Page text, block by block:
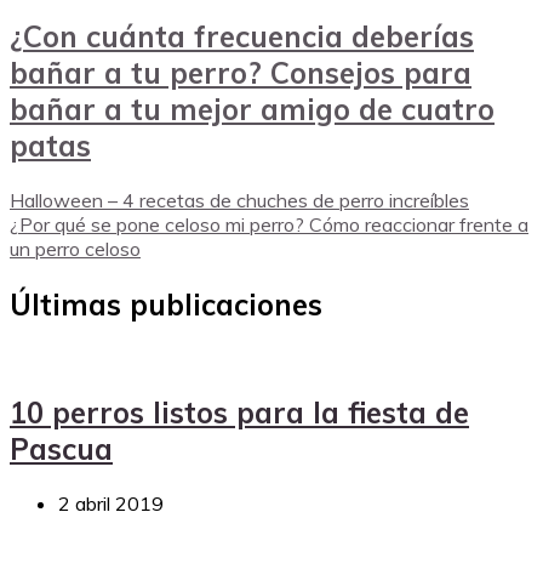
¿Con cuánta frecuencia deberías
bañar a tu perro? Consejos para
bañar a tu mejor amigo de cuatro
patas
Halloween – 4 recetas de chuches de perro increíbles
¿Por qué se pone celoso mi perro? Cómo reaccionar frente a
un perro celoso
Últimas publicaciones
10 perros listos para la fiesta de
Pascua
2 abril 2019